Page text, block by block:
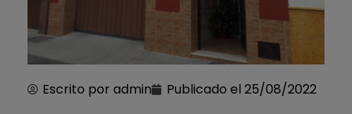
Escrito por admin Publicado el 25/08/2022